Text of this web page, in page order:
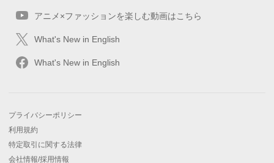
アニメ×ファッションを楽しむ動画はこちら
What's New in English
What's New in English
プライバシーポリシー
利用規約
特定取引に関する法律
会社情報/採用情報